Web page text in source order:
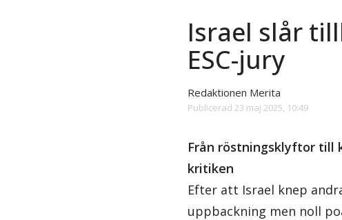
Israel slår
ESC-jury
Redaktionen Merita
Publicerad 23 maj 2025, 10:49
Från röstningsklyftor till
kritiken
Efter att Israel knep
uppbackning men noll